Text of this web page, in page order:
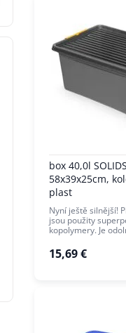
box 40,0l
58x39x25cm,
plast
Nyní ještě silnější!
jsou použity
kopolymery. Je
15,69 €